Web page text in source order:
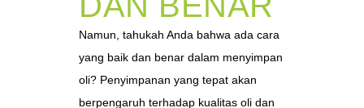
Namun, tahukah Anda bahwa ada cara
yang baik dan benar dalam menyimpan
oli? Penyimpanan yang tepat akan
berpengaruh terhadap kualitas oli dan